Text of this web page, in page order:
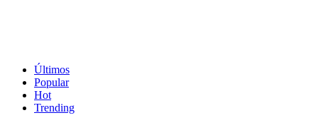
Últimos
Popular
Hot
Trending